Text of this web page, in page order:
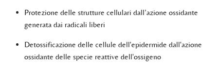
Protezione delle strutture cellulari dall’azione ossidante
generata dai radicali liberi
Detossificazione delle cellule dell'epidermide dall'azione
ossidante delle specie reattive dell'ossigeno